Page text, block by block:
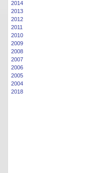
2014
2013
2012
2011
2010
2009
2008
2007
2006
2005
2004
2018